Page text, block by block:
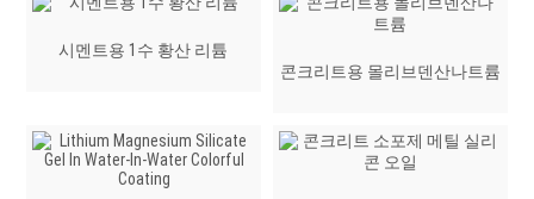
시멘트용 1수 황산 리튬
콘크리트용 몰리브덴산나트륨